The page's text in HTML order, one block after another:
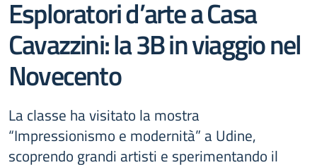
Esploratori d’arte a Casa
Cavazzini: la 3B in viaggio nel
Novecento
La classe ha visitato la mostra
“Impressionismo e modernità” a Udine,
scoprendo grandi artisti e sperimentando il